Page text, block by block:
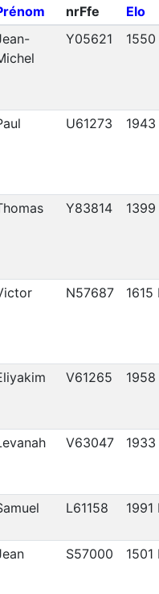
nrFfe
Elo
Y05621 1550
U61273 1943
Y83814 1399
N57687 1615
V61265 1958
V63047 1933
L61158 1991
S57000 1501